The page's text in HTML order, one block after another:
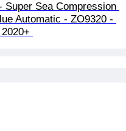
Super Sea Compression
Automatic - ZO9320 -